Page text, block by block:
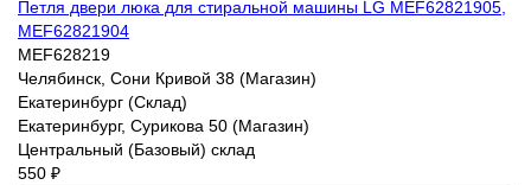
Петля двери люка для стиральной машины LG MEF62821905,
MEF62821904
MEF628219
Челябинск, Сони Кривой 38 (Магазин)
Екатеринбург (Склад)
Екатеринбург, Сурикова 50 (Магазин)
Центральный (Базовый) склад
550 ₽